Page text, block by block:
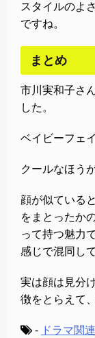
スタイルのよ
ですね。
まとめ
市川実和子さ
した。
ベイビーフェ
クールなほう
顔が似ている
をまとったか
って持つ魅力
感じで混同し
実は顔は見分
徴をとらえて
- ドラマ関連